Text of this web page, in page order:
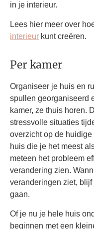
in je interieur.
Lees hier meer over
interieur kunt creëren.
Per kamer
Organiseer je huis en
spullen georganiseerd
kamer, ze thuis horen.
stressvolle situaties
overzicht op de
huis die je het meest
meteen het probleem
verandering zien.
veranderingen ziet,
gaan.
Of je nu je hele huis
beginnen met een